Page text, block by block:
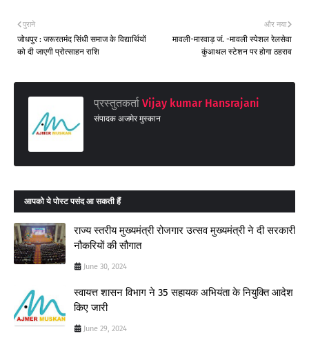
और नया
मावली-मारवाड़ जं. -मावली स्पेशल रेलसेवा
कुंआथल स्टेशन पर होगा ठहराव
पुराने
जोधपुर : जरूरतमंद सिंधी समाज के विद्यार्थियों
को दी जाएगी प्रोत्साहन राशि
प्रस्तुतकर्ता Vijay kumar Hansrajani
संपादक अजमेर मुस्कान
आपको ये पोस्ट पसंद आ सकती हैं
राज्य स्तरीय मुख्यमंत्री रोजगार उत्सव मुख्यमंत्री ने दी सरकारी
नौकरियों की सौगात
June 30, 2024
स्वायत्त शासन विभाग ने 35 सहायक अभियंता के नियुक्ति आदेश
किए जारी
June 29, 2024